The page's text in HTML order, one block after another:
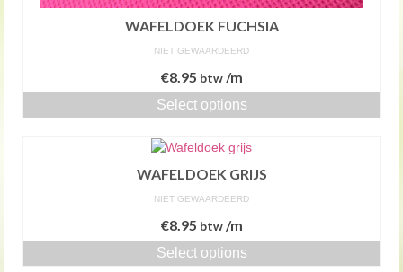
WAFELDOEK FUCHSIA
NIET GEWAARDEERD
€8.95 btw/m
Select options
WAFELDOEK GRIJS
NIET GEWAARDEERD
€8.95 btw/m
Select options